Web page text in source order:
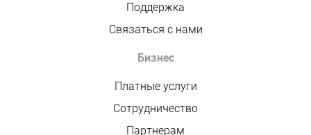
Поддержка
Связаться с нами
Бизнес
Платные услуги
Сотрудничество
Партнерам